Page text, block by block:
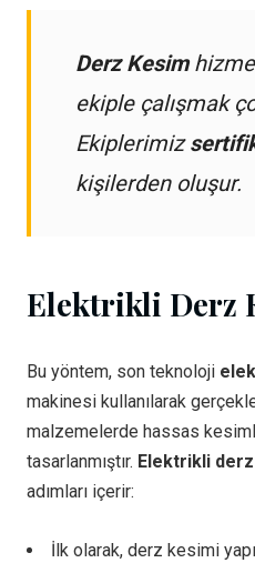
Derz Kesim
ekiple çalışmak
Ekiplerimiz
kişilerden oluşur.
Elektrikli Derz
Bu yöntem, son teknoloji
makinesi kullanılarak
malzemelerde hassas
tasarlanmıştır. Elektrikli
adımları içerir:
İlk olarak, derz kesimi